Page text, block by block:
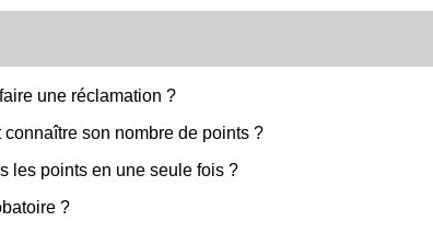
une réclamation ?
son nombre de points ?
les points en une seule fois ?
?